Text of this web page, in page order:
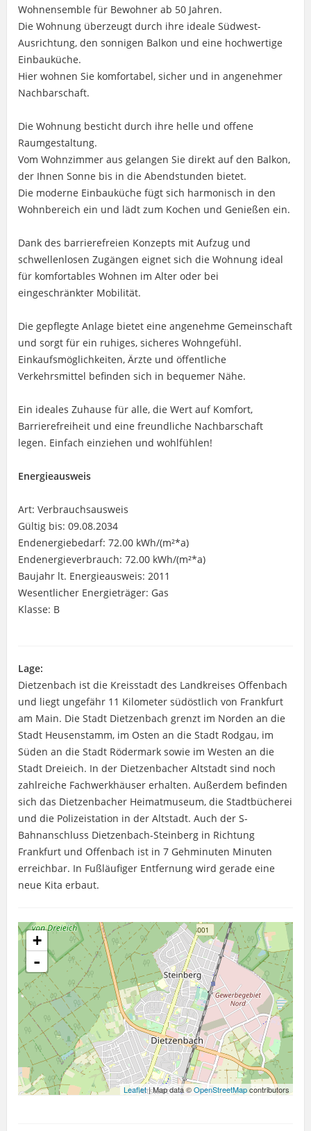
Wohnensemble für Bewohner ab 50 Jahren.
Die Wohnung überzeugt durch ihre ideale Südwest-
Ausrichtung, den sonnigen Balkon und eine hochwertige
Einbauküche.
Hier wohnen Sie komfortabel, sicher und in angenehmer
Nachbarschaft.
Die Wohnung besticht durch ihre helle und offene
Raumgestaltung.
Vom Wohnzimmer aus gelangen Sie direkt auf den Balkon,
der Ihnen Sonne bis in die Abendstunden bietet.
Die moderne Einbauküche fügt sich harmonisch in den
Wohnbereich ein und lädt zum Kochen und Genießen ein.
Dank des barrierefreien Konzepts mit Aufzug und
schwellenlosen Zugängen eignet sich die Wohnung ideal
für komfortables Wohnen im Alter oder bei
eingeschränkter Mobilität.
Die gepflegte Anlage bietet eine angenehme Gemeinschaft
und sorgt für ein ruhiges, sicheres Wohngefühl.
Einkaufsmöglichkeiten, Ärzte und öffentliche
Verkehrsmittel befinden sich in bequemer Nähe.
Ein ideales Zuhause für alle, die Wert auf Komfort,
Barrierefreiheit und eine freundliche Nachbarschaft
legen. Einfach einziehen und wohlfühlen!
Energieausweis
Art: Verbrauchsausweis
Gültig bis: 09.08.2034
Endenergiebedarf: 72.00 kWh/(m²*a)
Endenergieverbrauch: 72.00 kWh/(m²*a)
Baujahr lt. Energieausweis: 2011
Wesentlicher Energieträger: Gas
Klasse: B
Lage:
Dietzenbach ist die Kreisstadt des Landkreises Offenbach
und liegt ungefähr 11 Kilometer südöstlich von Frankfurt
am Main. Die Stadt Dietzenbach grenzt im Norden an die
Stadt Heusenstamm, im Osten an die Stadt Rodgau, im
Süden an die Stadt Rödermark sowie im Westen an die
Stadt Dreieich. In der Dietzenbacher Altstadt sind noch
zahlreiche Fachwerkhäuser erhalten. Außerdem befinden
sich das Dietzenbacher Heimatmuseum, die Stadtbücherei
und die Polizeistation in der Altstadt. Auch der S-
Bahnanschluss Dietzenbach-Steinberg in Richtung
Frankfurt und Offenbach ist in 7 Gehminuten Minuten
erreichbar. In Fußläufiger Entfernung wird gerade eine
neue Kita erbaut.
+
-
Leaflet| Map data ©OpenStreetMapcontributors